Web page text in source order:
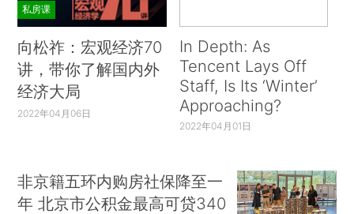
私房课
向松祚：宏观经济70
讲，带你了解国内外
经济大局
2022年04月06日
In Depth: As
Tencent Lays Off
Staff, Is Its ‘Winter’
Approaching?
2022年04月01日
非京籍五环内购房社保降至一
年 北京市公积金最高可贷340